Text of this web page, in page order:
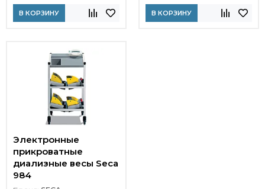
В КОРЗИНУ В КОРЗИНУ
Электронные
прикроватные
диализные весы Seca
984